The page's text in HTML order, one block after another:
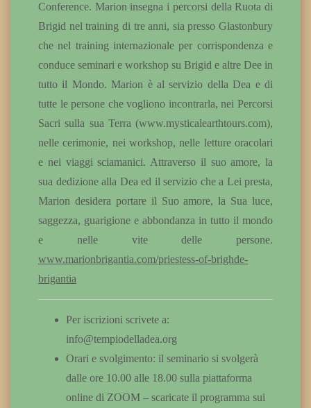
Conference. Marion insegna i percorsi della Ruota di
Brigid nel training di tre anni, sia presso Glastonbury
che nel training internazionale per corrispondenza e
conduce seminari e workshop su Brigid e altre Dee in
tutto il Mondo. Marion è al servizio della Dea e di
tutte le persone che vogliono incontrarla, nei Percorsi
Sacri sulla sua Terra (www.mysticalearthtours.com),
nelle cerimonie, nei workshop, nelle letture oracolari
e nei viaggi sciamanici. Attraverso il suo amore, la
sua dedizione alla Dea ed il servizio che a Lei presta,
Marion desidera portare il Suo amore, la Sua luce,
saggezza, guarigione e abbondanza in tutto il mondo
e nelle vite delle persone.
www.marionbrigantia.com/priestess-of-brighde-
brigantia
Per iscrizioni scrivete a:
info@tempiodelladea.org
Orari e svolgimento: il seminario si svolgerà
dalle ore 10.00 alle 18.00 sulla piattaforma
online di ZOOM – scaricate il programma sui